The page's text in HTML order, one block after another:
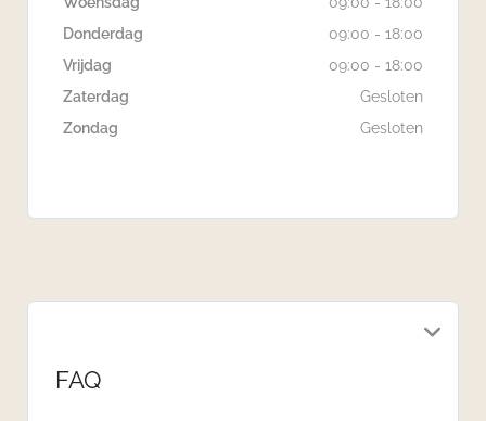
Donderdag
09:00 - 18:00
Vrijdag
09:00 - 18:00
Zaterdag
Gesloten
Zondag
Gesloten
FAQ